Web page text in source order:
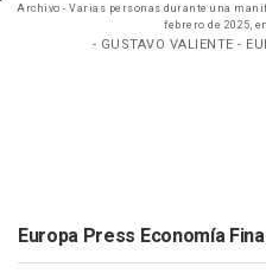
Archivo - Varias personas durante una
febrero de 2025,
- GUSTAVO VALIENTE -
Europa Press Economía